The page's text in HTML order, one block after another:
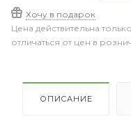
Хочу в подарок
Цена действительна
отличаться от цен в
ОПИСАНИЕ